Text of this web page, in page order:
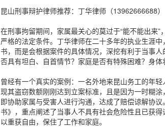
昆山刑事辩护律师推荐：丁华律师（13962666688）
在刑事拘留期间，家属最关心的莫过于“能不能出来
严格的法定条件。丁华律师在二十多年的执业生涯
书，而是会根据案件的具体情况，深挖有利于当事
否具有坦白、自首情节？家庭是否有特殊困难？身体
曾经有一个真实的案例：一名外地来昆山务工的年
现其盗窃数额刚刚达到立案标准，且是因为一时糊
即协助家属与受害人进行沟通，达成了赔偿谅解协
书》，重点阐述了当事人不具有社会危险性且已获
以重获自由，保住了工作和家庭。